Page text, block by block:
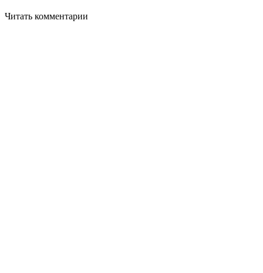
Читать комментарии